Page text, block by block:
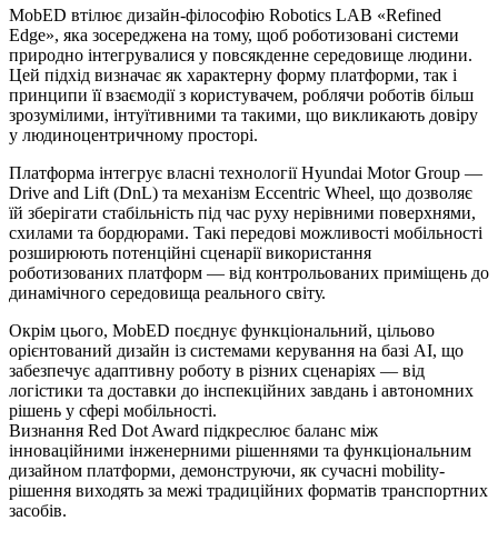
MobED втілює дизайн-філософію Robotics LAB «Refined
Edge», яка зосереджена на тому, щоб роботизовані системи
природно інтегрувалися у повсякденне середовище людини.
Цей підхід визначає як характерну форму платформи, так і
принципи її взаємодії з користувачем, роблячи роботів більш
зрозумілими, інтуїтивними та такими, що викликають довіру
у людиноцентричному просторі.
Платформа інтегрує власні технології Hyundai Motor Group —
Drive and Lift (DnL) та механізм Eccentric Wheel, що дозволяє
їй зберігати стабільність під час руху нерівними поверхнями,
схилами та бордюрами. Такі передові можливості мобільності
розширюють потенційні сценарії використання
роботизованих платформ — від контрольованих приміщень до
динамічного середовища реального світу.
Окрім цього, MobED поєднує функціональний, цільово
орієнтований дизайн із системами керування на базі AI, що
забезпечує адаптивну роботу в різних сценаріях — від
логістики та доставки до інспекційних завдань і автономних
рішень у сфері мобільності.
Визнання Red Dot Award підкреслює баланс між
інноваційними інженерними рішеннями та функціональним
дизайном платформи, демонструючи, як сучасні mobility-
рішення виходять за межі традиційних форматів транспортних
засобів.